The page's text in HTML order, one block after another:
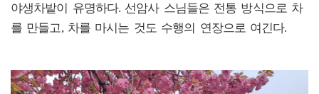
야생차밭이 유명하다. 선암사 스님들은 전통 방식으로 차
를 만들고, 차를 마시는 것도 수행의 연장으로 여긴다.